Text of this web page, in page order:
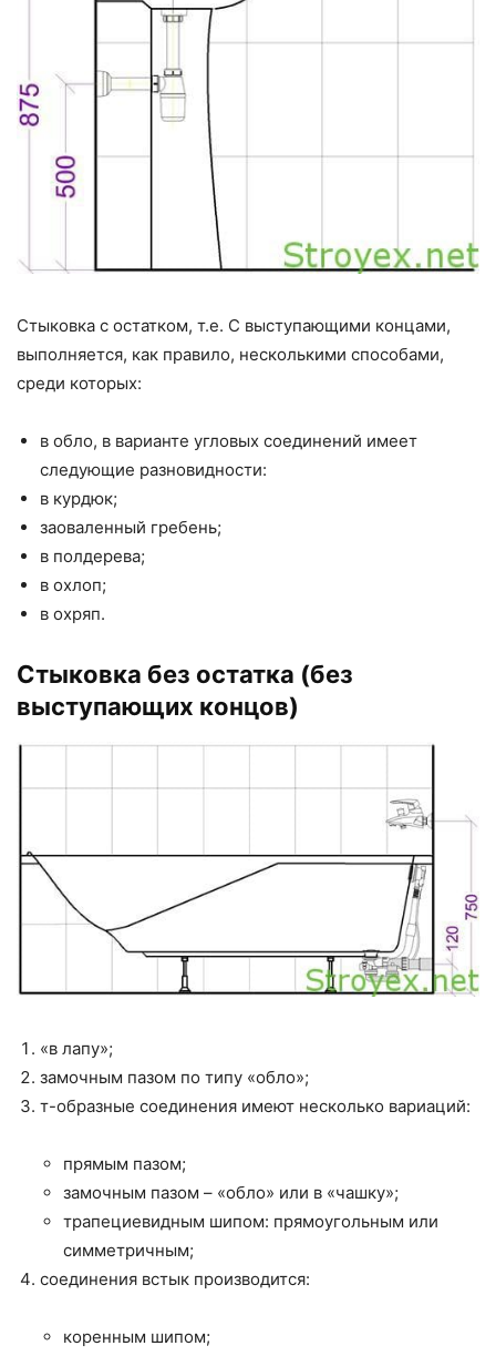
Стыковка с остатком, т.е. С выступающими концами,
выполняется, как правило, несколькими способами,
среди которых:
в обло, в варианте угловых соединений имеет
следующие разновидности:
в курдюк;
заоваленный гребень;
в полдерева;
в охлоп;
в охряп.
Стыковка без остатка (без
выступающих концов)
«в лапу»;
замочным пазом по типу «обло»;
т-образные соединения имеют несколько вариаций:
прямым пазом;
замочным пазом – «обло» или в «чашку»;
трапециевидным шипом: прямоугольным или
симметричным;
соединения встык производится:
коренным шипом;